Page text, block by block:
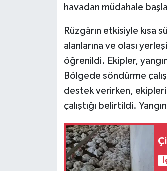
havadan müdahale
Rüzgârın etkisiyle kısa
alanlarına ve olası
öğrenildi. Ekipler,
Bölgede söndürme
destek verirken,
çalıştığı belirtildi.